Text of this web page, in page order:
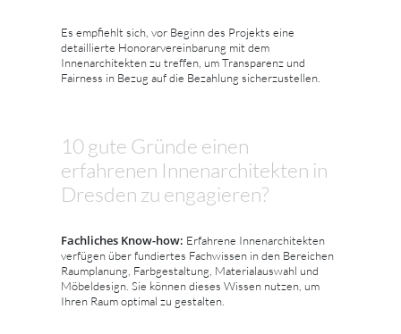
Es empfiehlt sich, vor Beginn des Projekts eine
detaillierte Honorarvereinbarung mit dem
Innenarchitekten zu treffen, um Transparenz und
Fairness in Bezug auf die Bezahlung sicherzustellen.
10 gute Gründe einen
erfahrenen Innenarchitekten in
Dresden zu engagieren?
Fachliches Know-how: Erfahrene Innenarchitekten
verfügen über fundiertes Fachwissen in den Bereichen
Raumplanung, Farbgestaltung, Materialauswahl und
Möbeldesign. Sie können dieses Wissen nutzen, um
Ihren Raum optimal zu gestalten.